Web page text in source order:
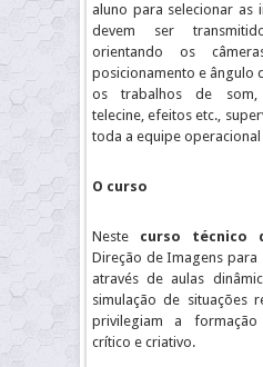
aluno para selecionar as
devem ser
orientando os
posicionamento e ângulo
os trabalhos de som,
telecine, efeitos etc.,
toda a equipe
O curso
Neste curso técnico
Direção de Imagens para
através de aulas
simulação de situações
privilegiam a
crítico e criativo.